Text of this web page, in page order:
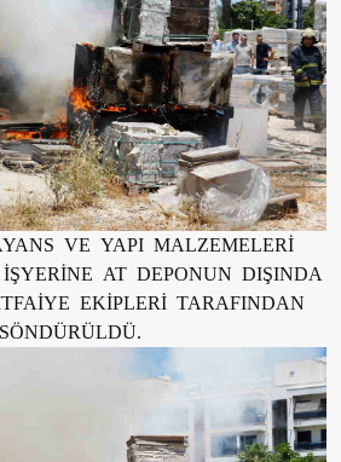
VE YAPI MALZEMELERİ
AT DEPONUN DIŞINDA
EKİPLERİ TARAFINDAN
SÖNDÜRÜLDÜ.